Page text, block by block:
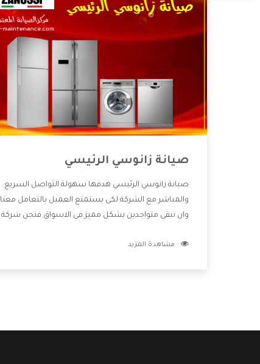
صيانة زانوسي الرئيسي
صيانة زانوسي الرئيسي هدفها سهولة التواصل السريع
والمباشر مع الشركة لكى يستمتع العميل بالتعامل معنا
وان نبقى متواجدين بشكل مميز فى الاسواق فنحن شركة
بالخدمات التى تنفرد الشركة بها والتى تكون منها خدمة
مشاهدة المزيد